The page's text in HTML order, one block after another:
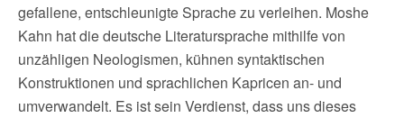
gefallene, entschleunigte Sprache zu verleihen. Moshe
Kahn hat die deutsche Literatursprache mithilfe von
unzähligen Neologismen, kühnen syntaktischen
Konstruktionen und sprachlichen Kapricen an- und
umverwandelt. Es ist sein Verdienst, dass uns dieses